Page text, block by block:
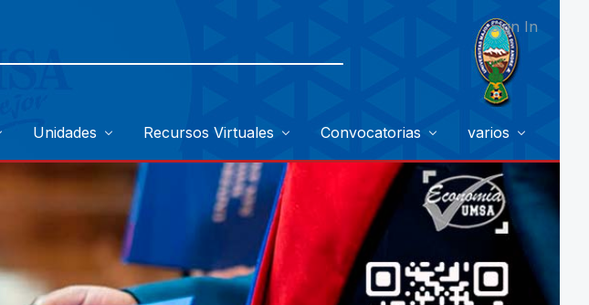
Sign In
Unidades Recursos Virtuales Convocatorias varios